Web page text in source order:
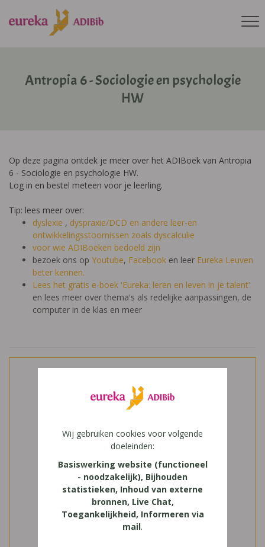
Antropia 6 - Sociologie en psychologie
HW
Op deze pagina ontdek je meer over het ADIBoek van Antropia
6 - Sociologie en psychologie HW.
Log in en bestel meteen voor je leerling.
Tip: lees meer over:
dyslexie , dyspraxie/DCD en andere leer-en
ontwikkelingsstoornissen zoals dyscalculie
voor wie ADIBoeken bedoeld zijn
bezoek ons op Youtube, Facebook en leer Eureka Leuven
beter kennen.
Lees het gratis e-boek 'Eureka: leren en leven in je talent'
en lees meer over thema's als redelijke aanpassingen, de
computer in de klas en meer
Wij gebruiken cookies voor volgende
doeleinden:
Basiswerking website (functioneel
- noodzakelijk), Bijhouden
statistieken, Inhoud van externe
bronnen, Live Chat,
Toegankelijkheid, Informeren via
mail.